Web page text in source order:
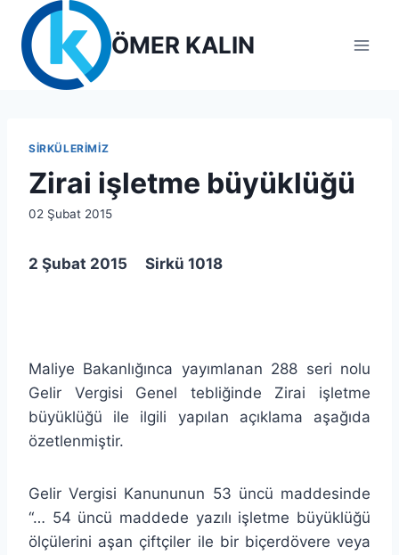
content
ÖMER KALIN
SIRKÜLERIMIZ
Zirai işletme büyüklüğü
By
02 Şubat 2015
2 Şubat 2015 Sirkü 1018
Maliye Bakanlığınca yayımlanan 288 seri nolu
Gelir Vergisi Genel tebliğinde Zirai işletme
büyüklüğü ile ilgili yapılan açıklama aşağıda
özetlenmiştir.
Gelir Vergisi Kanununun 53 üncü maddesinde
“… 54 üncü maddede yazılı işletme büyüklüğü
ölçülerini aşan çiftçiler ile bir biçerdövere veya